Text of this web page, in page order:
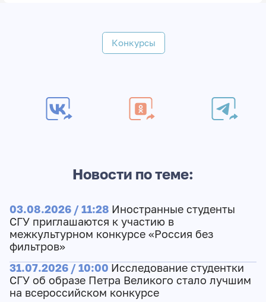
Конкурсы
Новости по теме:
03.08.2026 / 11:28 Иностранные студенты
СГУ приглашаются к участию в
межкультурном конкурсе «Россия без
фильтров»
31.07.2026 / 10:00 Исследование студентки
СГУ об образе Петра Великого стало лучшим
на всероссийском конкурсе